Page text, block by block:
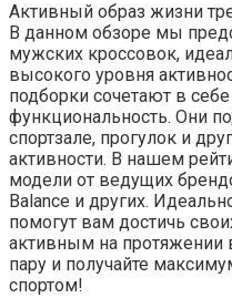
Активный образ жизни
В данном обзоре мы
мужских кроссовок,
высокого уровня
подборки сочетают в
функциональность. Они
спортзале, прогулок и
активности. В нашем
модели от ведущих
Balance и других.
помогут вам достичь
активным на протяжении
пару и получайте
спортом!